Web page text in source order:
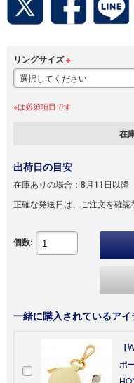
リングサイズ※
※は必須項目です
在
出荷日の目安
在庫ありの場合： 8月11日以降
正確な発送日は、ご注文を確認
個数:
一緒に購入されているアイ
ポ